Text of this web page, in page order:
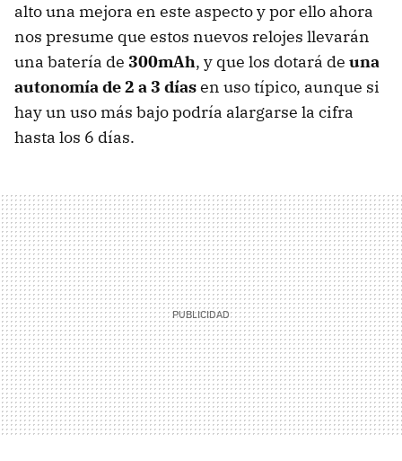
alto una mejora en este aspecto y por ello ahora
nos presume que estos nuevos relojes llevarán
una batería de 300mAh, y que los dotará de una
autonomía de 2 a 3 díasen uso típico, aunque si
hay un uso más bajo podría alargarse la cifra
hasta los 6 días.